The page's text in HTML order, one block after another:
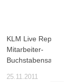
KLM Live Reply: Ein
Mitarbeiter-
Buchstabensalat
25.11.2011